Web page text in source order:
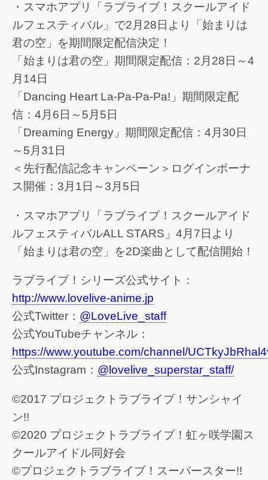
・スマホアプリ「ラブライブ！スクールアイド
ルフェスティバル」で2月28日より「始まりは
君の空」を期間限定配信決定！
「始まりは君の空」期間限定配信：2月28日～4
月14日
「Dancing Heart La-Pa-Pa-Pa!」期間限定配
信：4月6日～5月5日
「Dreaming Energy」期間限定配信：4月30日
～5月31日
＜先行配信記念キャンペーン＞ログインボーナ
ス開催：3月1日～3月5日
・スマホアプリ「ラブライブ！スクールアイド
ルフェスティバルALL STARS」4月7日より
「始まりは君の空」を2D楽曲として配信開始！
ラブライブ！シリーズ公式サイト：
http://www.lovelive-anime.jp
公式Twitter： @LoveLive_staff
公式YouTubeチャンネル：
https://www.youtube.com/channel/
公式Instagram： @lovelive_superstar_staff/
©2017 プロジェクトラブライブ！サンシャイ
ン!!
©2020 プロジェクトラブライブ！虹ヶ咲学園ス
クールアイドル同好会
©プロジェクトラブライブ！スーパースター!!